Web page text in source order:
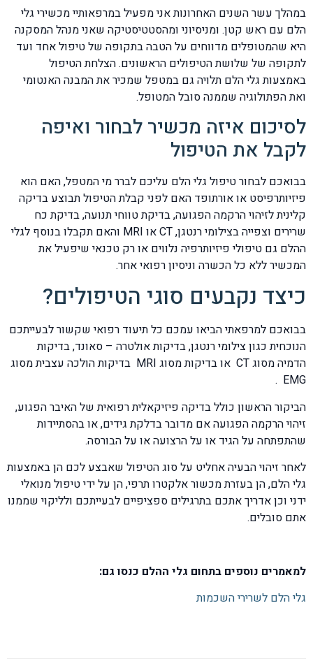
במהלך עשר השנים האחרונות אני מפעיל במרפאותיי מכשירי גלי
הלם עם ראש קטן. ומניסיוני ומהסטטיסטיקה שאני מנהל המסקנה
היא שהמטופלים מדווחים על הטבה בתקופה של טיפול אחד ועד
לתקופה של שלושת הטיפולים הראשונים. הצלחת הטיפול
באמצעות גלי הלם תלויה גם במטפל שמכיר את המבנה האנטומי
ואת הפתולוגיה שממנה סובל המטופל.
לסיכום איזה מכשיר לבחור ואיפה
לקבל את הטיפול
בבואכם לבחור טיפול גלי הלם עליכם לברר מי המטפל, האם הוא
פיזיותרפיסט או אורתופד האם לפני קבלת הטיפול תבוצע בדיקה
קלינית לזיהוי הרקמה הפגועה, בדיקת טווחי תנועה, בדיקת כח
שרירים וצפייה בצילומי רנטגן, CT או MRI והאם תקבלו בנוסף לגלי
ההלם גם טיפולי פיזיותרפיה נלווים או רק טכנאי שיפעיל את
המכשיר ללא כל הכשרה וניסיון רפואי אחר.
כיצד נקבעים סוגי הטיפולים?
בבואכם למרפאתי הביאו עמכם כל תיעוד רפואי שקשור לבעייתכם
הנוכחית כגון צילומי רנטגן, בדיקות אולטרה – סאונד, בדיקות
הדמיה מסוג CT או בדיקות מסוג MRI בדיקות הולכה עצבית מסוג
EMG .
הביקור הראשון כולל בדיקה פיזיקאלית רפואית של האיבר הפגוע,
זיהוי הרקמה הפגועה אם מדובר בדלקת גידים, או בהסתיידות
שהתפתחה על הגיד או על הרצועה או על הבורסה.
לאחר זיהוי הבעיה אחליט על סוג הטיפול שאבצע לכם הן באמצעות
גלי הלם, הן בעזרת מכשור אלקטרו תרפי, הן על ידי טיפול מנואלי
ידני וכן אדריך אתכם בתרגילים ספציפיים לבעייתכם ולליקוי שממנו
אתם סובלים.
למאמרים נוספים בתחום גלי ההלם כנסו גם:
גלי הלם לשרירי השכמות